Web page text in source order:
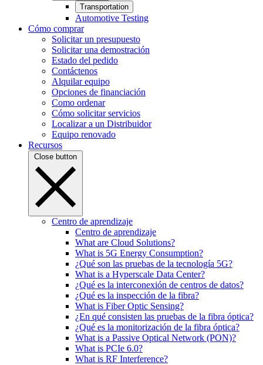
Transportation
Automotive Testing
Cómo comprar
Solicitar un presupuesto
Solicitar una demostración
Estado del pedido
Contáctenos
Alquilar equipo
Opciones de financiación
Como ordenar
Cómo solicitar servicios
Localizar a un Distribuidor
Equipo renovado
Recursos
Close button
Centro de aprendizaje
Centro de aprendizaje
What are Cloud Solutions?
What is 5G Energy Consumption?
¿Qué son las pruebas de la tecnología 5G?
What is a Hyperscale Data Center?
¿Qué es la interconexión de centros de datos?
¿Qué es la inspección de la fibra?
What is Fiber Optic Sensing?
¿En qué consisten las pruebas de la fibra óptica?
¿Qué es la monitorización de la fibra óptica?
What is a Passive Optical Network (PON)?
What is PCIe 6.0?
What is RF Interference?